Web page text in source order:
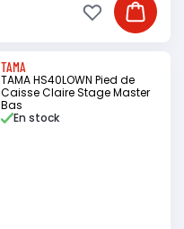
Ajouter
Ajouter à ma
TAMA
TAMA HS40LOWN Pied de
Caisse Claire Stage Master
Bas
En stock